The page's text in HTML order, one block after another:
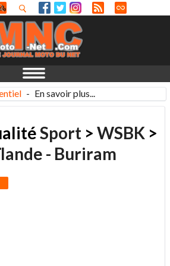
- En savoir plus...
Sport > WSBK >
- Buriram